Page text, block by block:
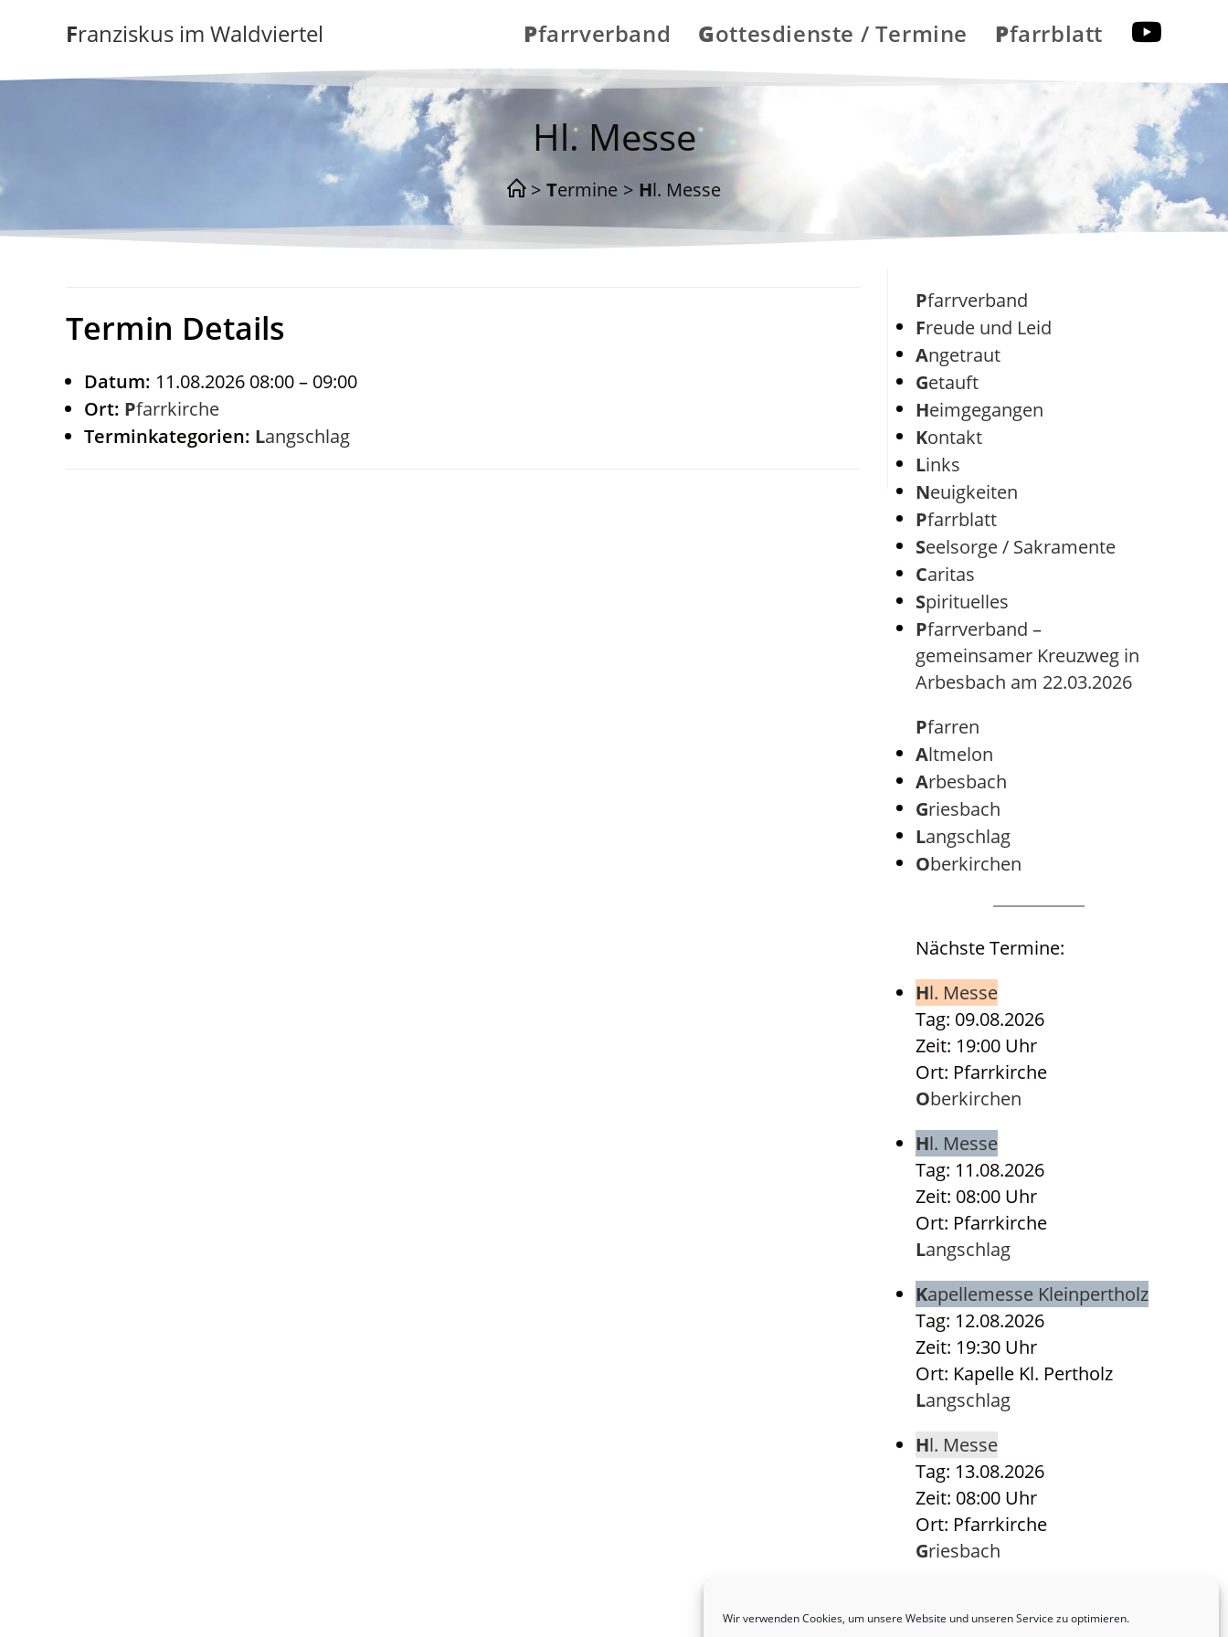
Wir verwenden Cookies, um unsere Website und unseren Service zu optimieren.
Franziskus im Waldviertel Pfarrverband Gottesdienste / Termine Pfarrblatt
Hl. Messe
> Termine > Hl. Messe
Termin Details
Datum: 11.08.2026 08:00– 09:00
Ort:
Pfarrkirche
Terminkategorien:
Langschlag
Pfarrverband
Freude und Leid
Angetraut
Getauft
Heimgegangen
Kontakt
Links
Neuigkeiten
Pfarrblatt
Seelsorge / Sakramente
Caritas
Spirituelles
Pfarrverband –
gemeinsamer Kreuzweg in
Arbesbach am 22.03.2026
Pfarren
Altmelon
Arbesbach
Griesbach
Langschlag
Oberkirchen
Nächste Termine:
Hl. Messe
Tag: 09.08.2026
Zeit: 19:00 Uhr
Ort: Pfarrkirche
Oberkirchen
Hl. Messe
Tag: 11.08.2026
Zeit: 08:00 Uhr
Ort: Pfarrkirche
Langschlag
Kapellemesse Kleinpertholz
Tag: 12.08.2026
Zeit: 19:30 Uhr
Ort: Kapelle Kl. Pertholz
Langschlag
Hl. Messe
Tag: 13.08.2026
Zeit: 08:00 Uhr
Ort: Pfarrkirche
Griesbach
Tag: 14.08.2026